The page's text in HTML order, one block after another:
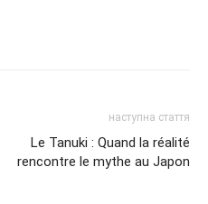
наступна стаття
Le Tanuki : Quand la réalité
rencontre le mythe au Japon